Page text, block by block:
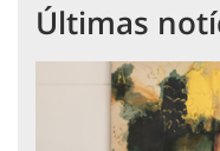
Últimas